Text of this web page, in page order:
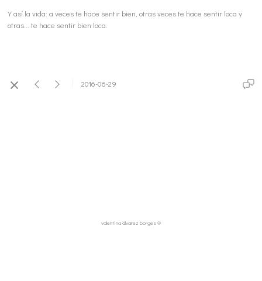
Y así la vida: a veces te hace sentir bien, otras veces te hace sentir loca y
otras... te hace sentir bien loca.
2016-06-29
valentina álvarez borges ®